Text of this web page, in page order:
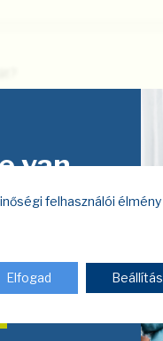
esetén?
felhasználói
Elfogad
van
és mi
ajánlatunkat.